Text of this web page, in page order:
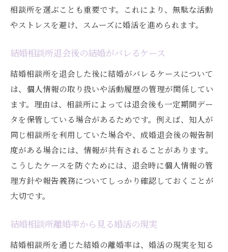
相談所を選ぶことも重要です。これにより、無駄な活動
やストレスを避け、スムーズに婚活を進められます。
結婚相談所退会後の結婚がバレるケース
結婚相談所を退会した後に結婚がバレるケースについて
は、個人情報の取り扱いや活動履歴の管理が関係してい
ます。理由は、相談所によっては退会後も一定期間デー
タを保管している場合があるためです。例えば、知人が
同じ相談所を利用していた場合や、成婚退会後の報告制
度がある場合には、情報が共有されることがあります。
こうしたケースを防ぐためには、退会時に個人情報の管
理方針や報告義務についてしっかり確認しておくことが
大切です。
結婚相談所離婚率から見る婚活の現実
結婚相談所を通じた結婚の離婚率は、婚活の現実を知る